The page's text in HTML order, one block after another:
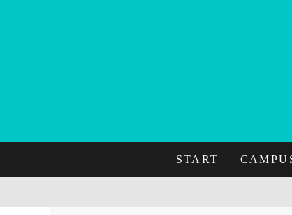
START